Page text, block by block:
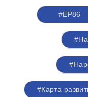
#ЕР86
#Карта